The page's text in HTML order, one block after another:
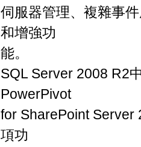
伺服器管理、複雜事
和增強功
能。
SQL Server 2008 R2
PowerPivot
for SharePoint Server
項功